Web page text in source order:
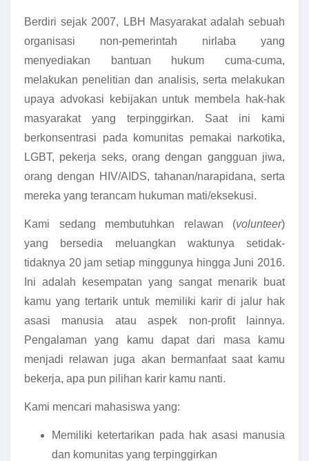
Berdiri sejak 2007, LBH Masyarakat adalah sebuah
organisasi non-pemerintah nirlaba yang
menyediakan bantuan hukum cuma-cuma,
melakukan penelitian dan analisis, serta melakukan
upaya advokasi kebijakan untuk membela hak-hak
masyarakat yang terpinggirkan. Saat ini kami
berkonsentrasi pada komunitas pemakai narkotika,
LGBT, pekerja seks, orang dengan gangguan jiwa,
orang dengan HIV/AIDS, tahanan/narapidana, serta
mereka yang terancam hukuman mati/eksekusi.
Kami sedang membutuhkan relawan (volunteer)
yang bersedia meluangkan waktunya setidak-
tidaknya 20 jam setiap minggunya hingga Juni 2016.
Ini adalah kesempatan yang sangat menarik buat
kamu yang tertarik untuk memiliki karir di jalur hak
asasi manusia atau aspek non-profit lainnya.
Pengalaman yang kamu dapat dari masa kamu
menjadi relawan juga akan bermanfaat saat kamu
bekerja, apa pun pilihan karir kamu nanti.
Kami mencari mahasiswa yang:
Memiliki ketertarikan pada hak asasi manusia
dan komunitas yang terpinggirkan